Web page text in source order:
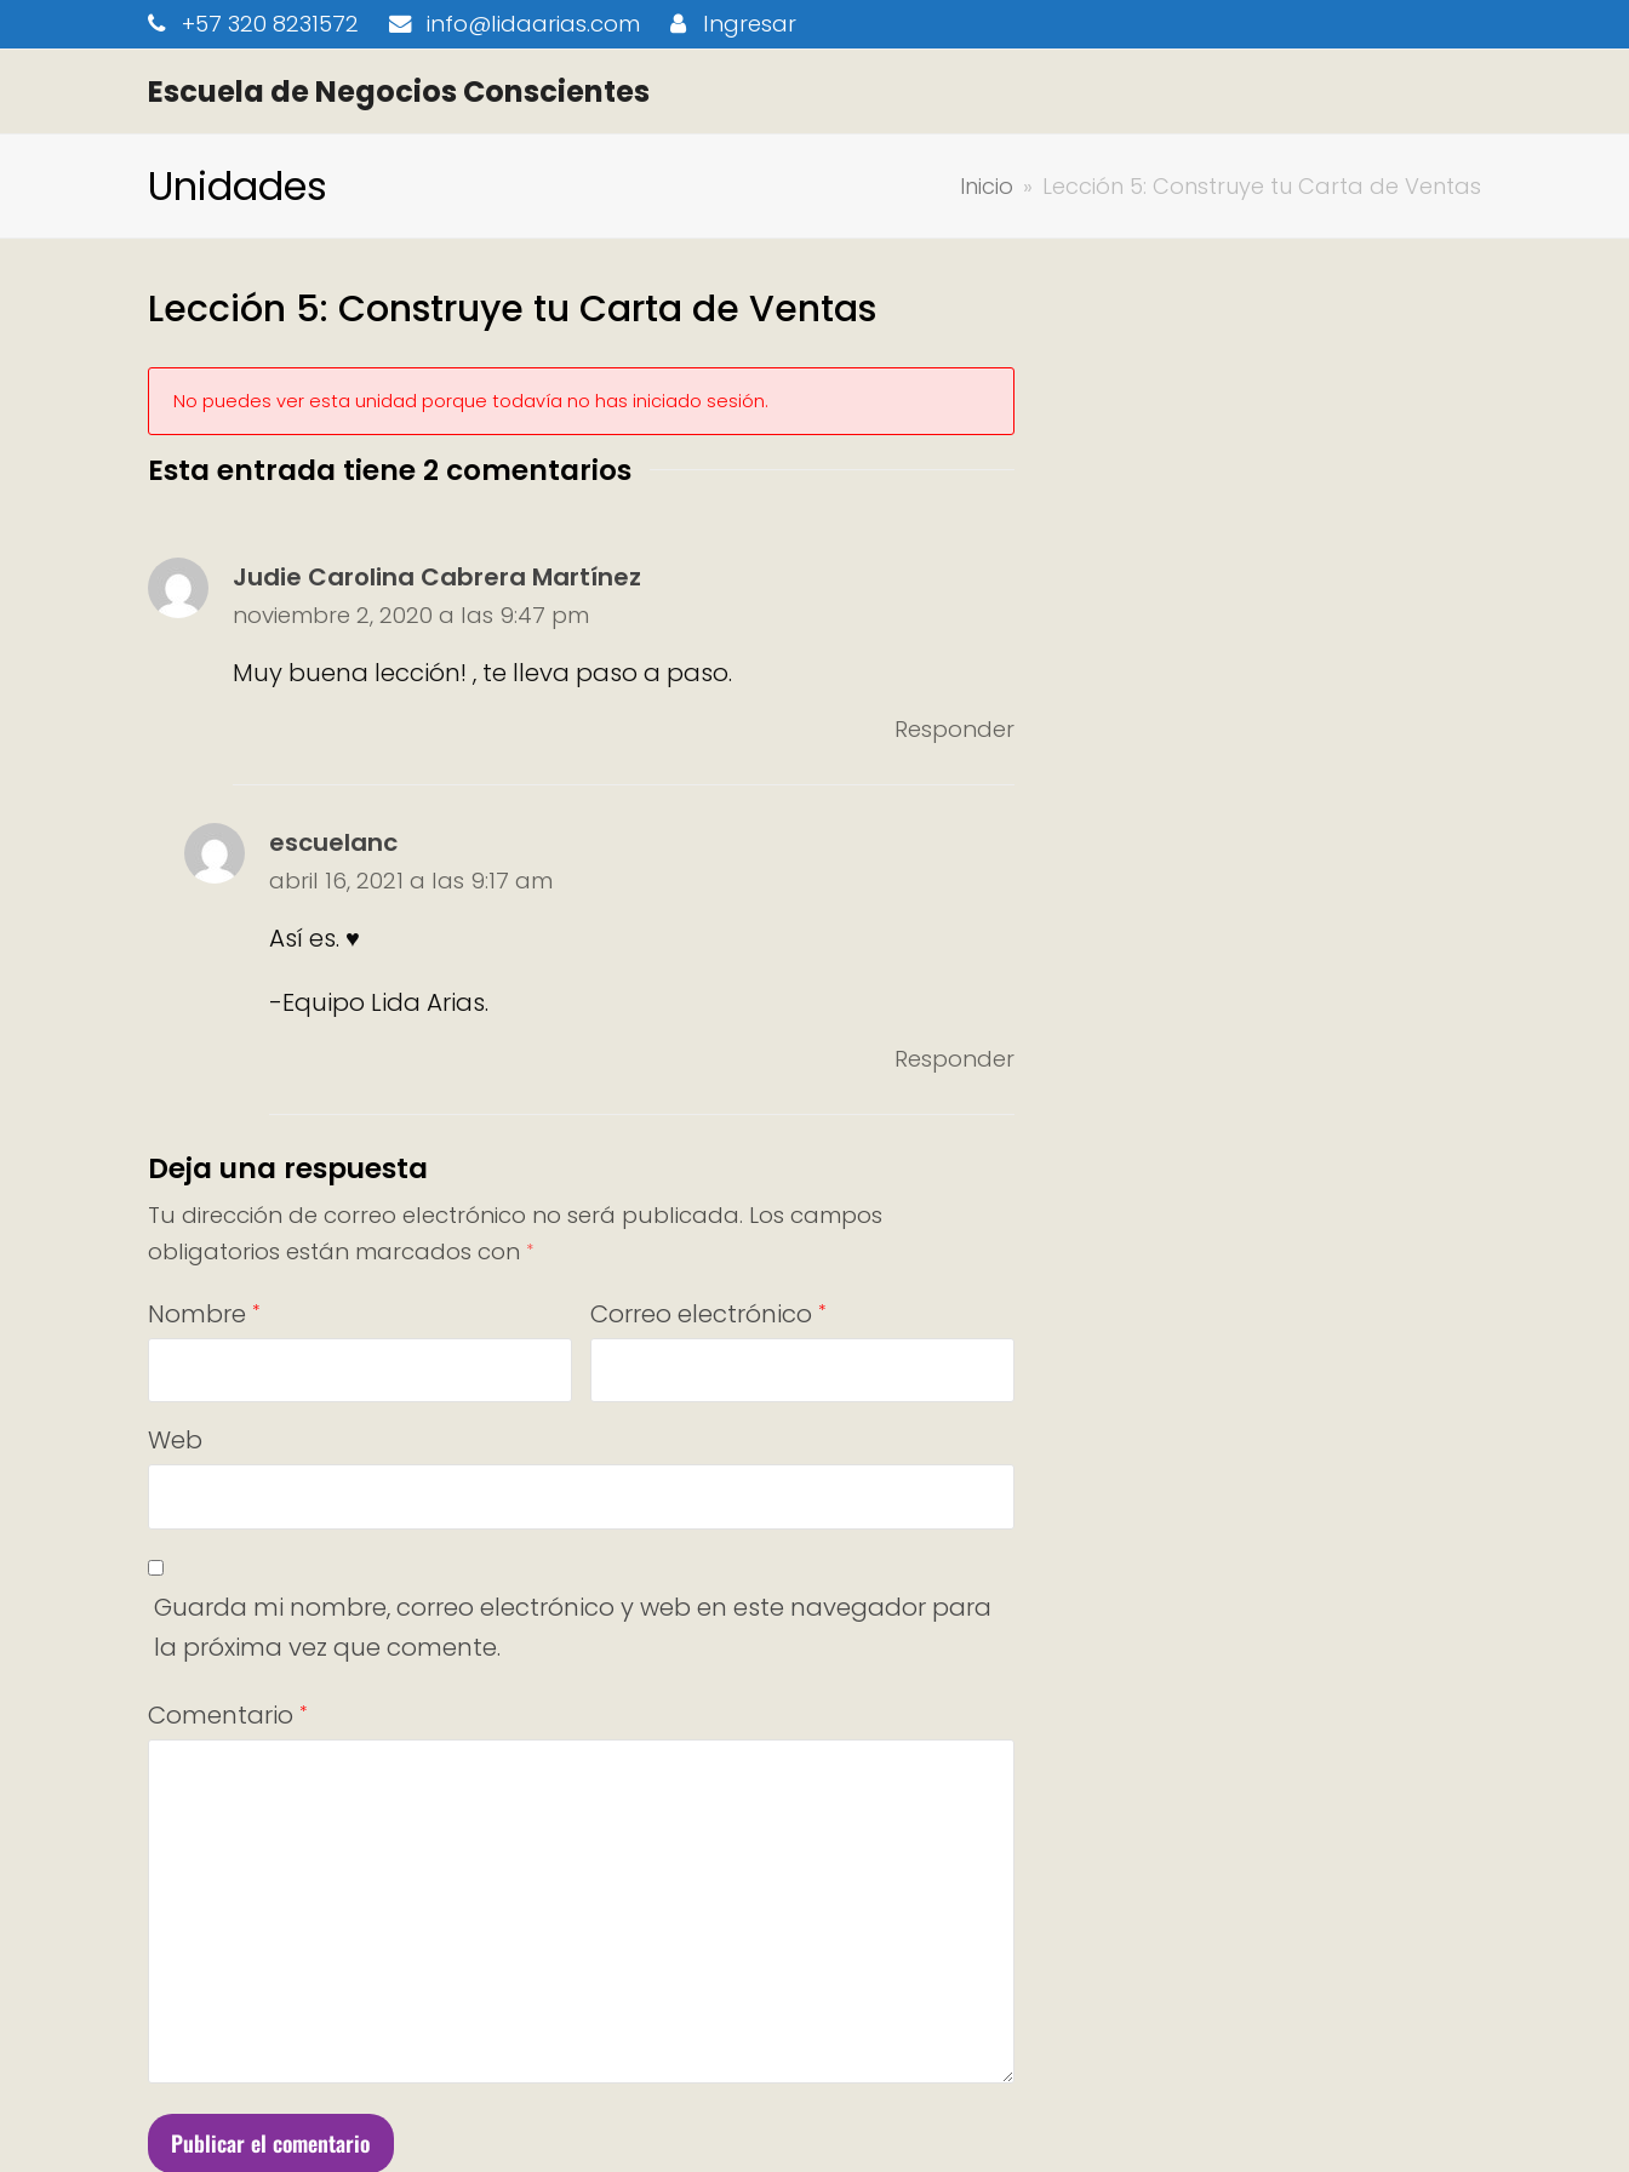
+57 320 8231572 info@lidaarias.com Ingresar
Escuela de Negocios Conscientes
Unidades Inicio » Lección 5: Construye tu Carta de Ventas
Lección 5: Construye tu Carta de Ventas
No puedes ver esta unidad porque todavía no has iniciado sesión.
Esta entrada tiene 2 comentarios
Judie Carolina Cabrera Martínez
noviembre 2, 2020 a las 9:47 pm
Muy buena lección! , te lleva paso a paso.
Responder
escuelanc
abril 16, 2021 a las 9:17 am
Así es. ♥
-Equipo Lida Arias.
Responder
Deja una respuesta
Tu dirección de correo electrónico no será publicada. Los campos
obligatorios están marcados con *
Nombre * Correo electrónico *
Web
Guarda mi nombre, correo electrónico y web en este navegador para
la próxima vez que comente.
Comentario *